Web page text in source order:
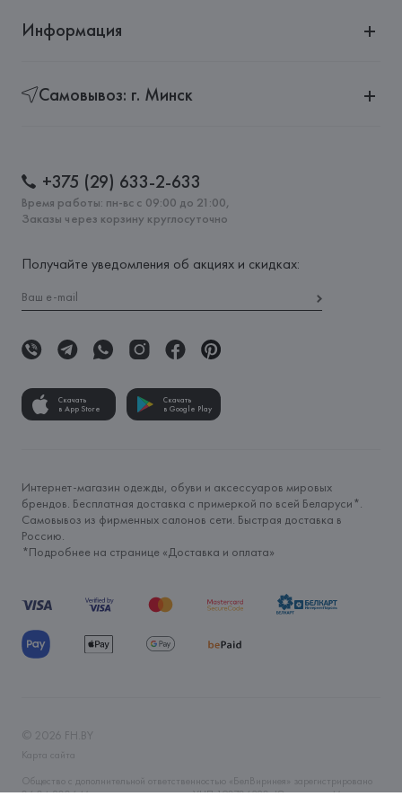
Информация
Самовывоз: г. Минск
+375 (29) 633-2-633
Время работы: пн-вс с 09:00 до 21:00,
Заказы через корзину круглосуточно
Получайте уведомления об акциях и скидках:
Скачать
в App Store
Скачать
в Google Play
Интернет-магазин одежды, обуви и аксессуаров мировых
брендов. Бесплатная доставка с примеркой по всей Беларуси*.
Самовывоз из фирменных салонов сети. Быстрая доставка в
Россию.
*Подробнее на странице «Доставка и оплата»
© 2026 FH.BY
Карта сайта
Общество с дополнительной ответственностью «БелВиринея» зарегистрировано
06.04.2006 Минским горисполкомом. УНП 190706320. Юр.адрес: г. Минск, ул.